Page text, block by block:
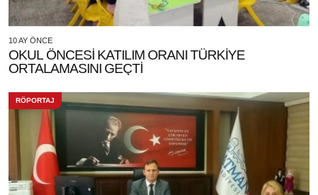
10 AY ÖNCE
OKUL ÖNCESİ KATILIM ORANI TÜRKİYE
ORTALAMASINI GEÇTİ
RÖPORTAJ